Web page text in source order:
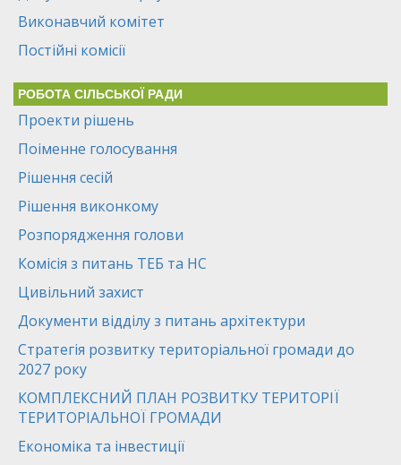
Виконавчий комітет
Постійні комісії
РОБОТА СІЛЬСЬКОЇ РАДИ
Проекти рішень
Поіменне голосування
Рішення сесій
Рішення виконкому
Розпорядження голови
Комісія з питань ТЕБ та НС
Цивільний захист
Документи відділу з питань архітектури
Стратегія розвитку територіальної громади до
2027 року
КОМПЛЕКСНИЙ ПЛАН РОЗВИТКУ ТЕРИТОРІЇ
ТЕРИТОРІАЛЬНОЇ ГРОМАДИ
Економіка та інвестиції